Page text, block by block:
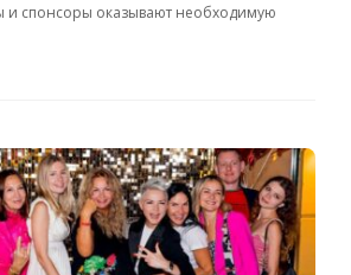
спонсоры оказывают необходимую